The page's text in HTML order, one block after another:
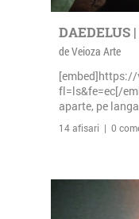
DAEDELUS
de Veioza Arte
fl=ls&fe=ec[/
aparte, pe
14 afisari | 0